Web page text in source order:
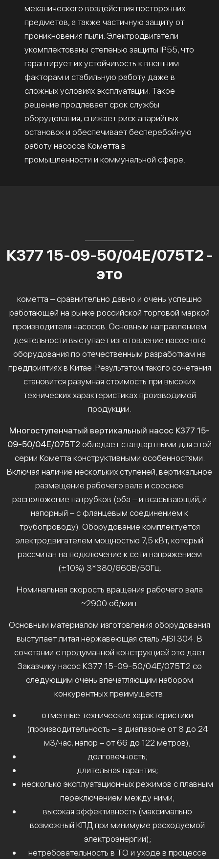
механического воздействия посторонних
предметов, а также частичную защиту от
проникновения пыли. Электродвигатели
укомплектованы степенью защиты IP55, что
гарантирует их устойчивость к внешним
факторам и стабильную работу даже в
сложных условиях эксплуатации. Такое
решение продлевает срок службы
оборудования, снижает риск аварийных
остановок и обеспечивает бесперебойную
работу насосов Кометта в
промышленности и коммунальной сфере.
К377 15-09-50/04Е/075Т2 -
это
кометта – сравнительно давно и очень успешно
работающей на рынке российской торговой маркой
производителя насосов. Основным направлением
деятельности выступает изготовление насосного
оборудования по отечественным разработкам на
предприятиях в Китае. Результатом такого сочетания
становится разумная стоимость при высоких
технических характеристиках производимой
продукции.
Многоступенчатый вертикальный насос К377 15-
09-50/04Е/075Т2 обладает стандартными для этой
серии Кометта конструктивными особенностями.
Включая наличие нескольких ступеней, вертикальное
размещение рабочего вала и соосное
расположение патрубков (оба – и всасывающий, и
напорный – с фланцевым соединением к
трубопроводу). Оборудование комплектуется
электродвигателем мощностью 7,5 кВт, который
рассчитан на подключение к сети напряжением
(±10%) 3*380/660В/50Гц.
Номинальная скорость вращения рабочего вала
~2900 об/мин.
Основным материалом изготовления оборудования
выступает литая нержавеющая сталь AISI 304. В
сочетании с продуманной конструкцией это дает
Заказчику насос К377 15-09-50/04Е/075Т2 со
следующим очень впечатляющим набором
конкурентных преимуществ:
отменные технические характеристики
(производительность – в диапазоне от 8 до 24
м3/час, напор – от 66 до 122 метров);
долговечность;
длительная гарантия;
несколько эксплуатационных режимов с плавным
переключением между ними;
высокая эффективность (максимально
возможный КПД при минимуме расходуемой
электроэнергии);
нетребовательность в ТО и уходе в процессе